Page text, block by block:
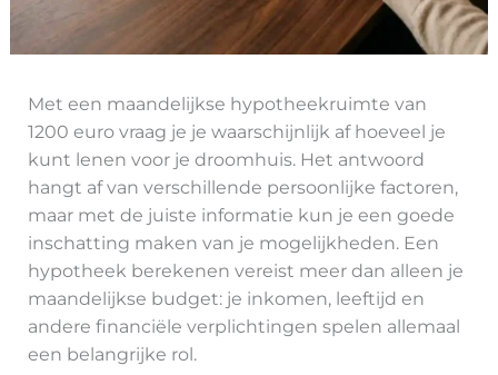
Met een maandelijkse hypotheekruimte van
1200 euro vraag je je waarschijnlijk af hoeveel je
kunt lenen voor je droomhuis. Het antwoord
hangt af van verschillende persoonlijke factoren,
maar met de juiste informatie kun je een goede
inschatting maken van je mogelijkheden. Een
hypotheek berekenen vereist meer dan alleen je
maandelijkse budget: je inkomen, leeftijd en
andere financiële verplichtingen spelen allemaal
een belangrijke rol.